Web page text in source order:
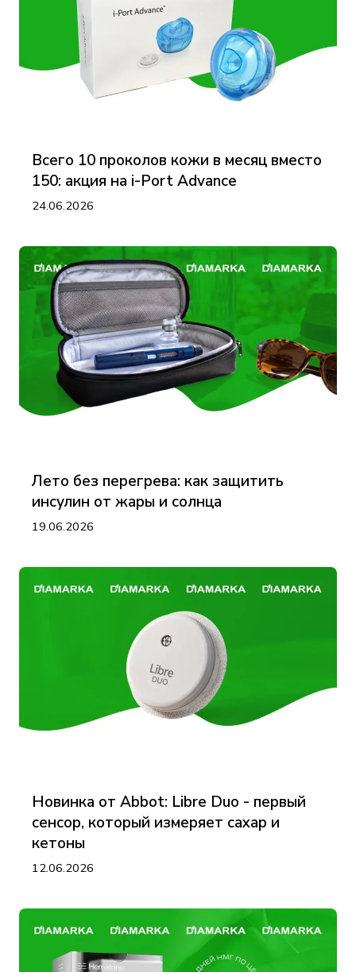
Всего 10 проколов кожи в месяц вместо
150: акция на i-Port Advance
24.06.2026
Лето без перегрева: как защитить
инсулин от жары и солнца
19.06.2026
Новинка от Abbot: Libre Duo - первый
сенсор, который измеряет сахар и
кетоны
12.06.2026